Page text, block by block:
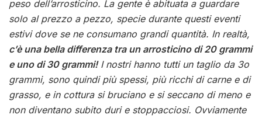
peso dell’arrosticino. La gente è abituata a guardare
solo al prezzo a pezzo, specie durante questi eventi
estivi dove se ne consumano grandi quantità. In realtà,
c’è una bella differenza tra un arrosticino di 20 grammi
e uno di 30 grammi!I nostri hanno tutti un taglio da 3o
grammi, sono quindi più spessi, più ricchi di carne e di
grasso, e in cottura si bruciano e si seccano di meno e
non diventano subito duri e stoppacciosi. Ovviamente